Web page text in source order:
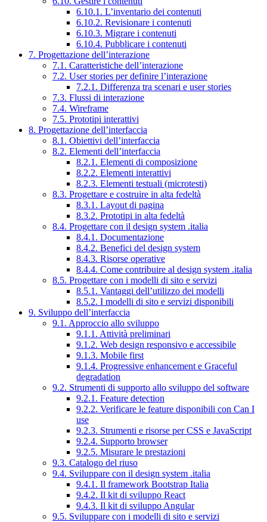
6.10.1. L’inventario dei contenuti
6.10.2. Revisionare i contenuti
6.10.3. Migrare i contenuti
6.10.4. Pubblicare i contenuti
7. Progettazione dell’interazione
7.1. Caratteristiche dell’interazione
7.2. User stories per definire l’interazione
7.2.1. Differenza tra scenari e user stories
7.3. Flussi di interazione
7.4. Wireframe
7.5. Prototipi interattivi
8. Progettazione dell’interfaccia
8.1. Obiettivi dell’interfaccia
8.2. Elementi dell’interfaccia
8.2.1. Elementi di composizione
8.2.2. Elementi interattivi
8.2.3. Elementi testuali (microtesti)
8.3. Progettare e costruire in alta fedeltà
8.3.1. Layout di pagina
8.3.2. Prototipi in alta fedeltà
8.4. Progettare con il design system .italia
8.4.1. Documentazione
8.4.2. Benefici del design system
8.4.3. Risorse operative
8.4.4. Come contribuire al design system .italia
8.5. Progettare con i modelli di sito e servizi
8.5.1. Vantaggi dell’utilizzo dei modelli
8.5.2. I modelli di sito e servizi disponibili
9. Sviluppo dell’interfaccia
9.1. Approccio allo sviluppo
9.1.1. Attività preliminari
9.1.2. Web design responsivo e accessibile
9.1.3. Mobile first
9.1.4. Progressive enhancement e Graceful
degradation
9.2. Strumenti di supporto allo sviluppo del software
9.2.1. Feature detection
9.2.2. Verificare le feature disponibili con Can I
use
9.2.3. Strumenti e risorse per CSS e JavaScript
9.2.4. Supporto browser
9.2.5. Misurare le prestazioni
9.3. Catalogo del riuso
9.4. Sviluppare con il design system .italia
9.4.1. Il framework Bootstrap Italia
9.4.2. Il kit di sviluppo React
9.4.3. Il kit di sviluppo Angular
9.5. Sviluppare con i modelli di sito e servizi